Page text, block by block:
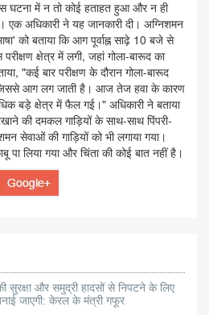
घटना में न तो कोई हताहत हुआ और न ही
अधिकारी ने यह जानकारी दी। अग्निशमन
को बताया कि आग पूर्वाह्न साढ़े 10 बजे से
क्षेत्र में लगी, जहां गोला-बारूद का
"कई बार परीक्षण के दौरान गोला-बारूद
जिससे आग लग जाती है। आज तेज हवा के कारण
बड़े क्षेत्र में फैल गई।" अधिकारी ने बताया
की दमकल गाड़ियों के साथ-साथ पिंपरी-
सेवाओं की गाड़ियों को भी लगाया गया।
पा लिया गया और चिंता की कोई बात नहीं है।
सुरक्षा और समुद्री हादसों से निपटने के लिए
जाएगी: केरल के मंत्री गफूर